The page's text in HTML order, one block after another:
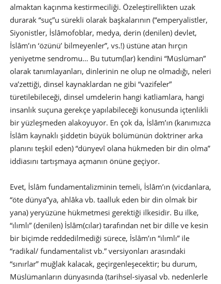
almaktan kaçınma kestirmeciliği. Özeleştirellikten uzak
durarak “suç”u sürekli olarak başkalarının (“emperyalistler,
Siyonistler, İslâmofoblar, medya, derin (denilen) devlet,
İslâm’ın ‘özünü’ bilmeyenler”, vs.!) üstüne atan hırçın
yeniyetme sendromu… Bu tutum(lar) kendini “Müslüman”
olarak tanımlayanları, dinlerinin ne olup ne olmadığı, neleri
va’zettiği, dinsel kaynaklardan ne gibi “vazifeler”
türetilebileceği, dinsel umdelerin hangi katliamlara, hangi
insanlık suçuna gerekçe yapılabileceği konusunda içtenlikli
bir yüzleşmeden alakoyuyor. En çok da, İslâm’ın (kanımızca
İslâm kaynaklı şiddetin büyük bölümünün doktriner arka
planını teşkil eden) “dünyevî olana hükmeden bir din olma”
iddiasını tartışmaya açmanın önüne geçiyor.
Evet, İslâm fundamentalizminin temeli, İslâm’ın (vicdanlara,
“öte dünya”ya, ahlâka vb. taalluk eden bir din olmak bir
yana) yeryüzüne hükmetmesi gerektiği ilkesidir. Bu ilke,
“ılımlı” (denilen) İslâm(cılar) tarafından net bir dille ve kesin
bir biçimde reddedilmediği sürece, İslâm’ın “ılımlı” ile
“radikal/ fundamentalist vb.” versiyonları arasındaki
“sınırlar” muğlak kalacak, geçirgenleşecektir; bu durum,
Müslümanların dünyasında (tarihsel-siyasal vb. nedenlerle